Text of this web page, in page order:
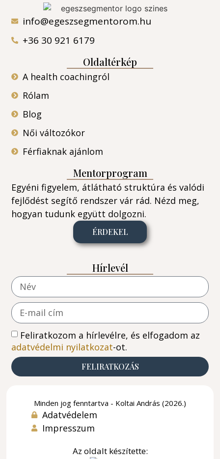
info@egeszsegmentorom.hu
+36 30 921 6179
Oldaltérkép
A health coachingról
Rólam
Blog
Női változókor
Férfiaknak ajánlom
Mentorprogram
Egyéni figyelem, átlátható struktúra és valódi
fejlődést segítő rendszer vár rád. Nézd meg,
hogyan tudunk együtt dolgozni.
ÉRDEKEL
Hírlevél
Feliratkozom a hírlevélre, és elfogadom az
adatvédelmi nyilatkozat-ot.
FELIRATKOZÁS
Minden jog fenntartva - Koltai András (2026.)
Adatvédelem
Impresszum
Az oldalt készítette: